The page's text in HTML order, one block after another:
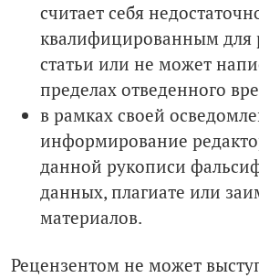
считает себя
квалифицированным для
статьи или не может
пределах отведенного
в рамках своей
информирование
данной рукописи
данных, плагиате или
материалов.
Рецензентом не может